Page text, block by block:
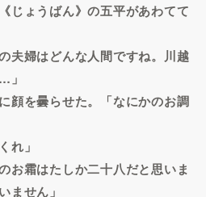
じょうばん》の五平があわてて
夫婦はどんな人間ですね。川越
」
顔を曇らせた。「なにかのお調
れ」
お霜はたしか二十八だと思いま
ません」